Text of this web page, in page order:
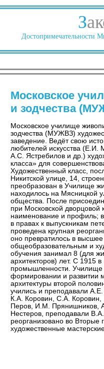
З
Достопримечательности
Московское
и зодчества
Московское училище
зодчества (МУЖВЗ)
заведение. Ведёт свою
любителей искусства (Е.И.
А.С. Ястребилов и др.)
класса» для
Художественный класс,
Никитской улице, 14,
преобразован в Училище
находилось на Мясницкой
общества. После
при Московской дворцовой
наименование и профиль;
в правах к выпускникам
проведена крупная
оно превратилось в
общеобразовательным и
обучения занимал 8 (для
архитекторов) лет. С 1915
промышленности.
формировании и развитии
архитектуры второй
учились и преподавали
К.А. Коровин, С.А.
Перов, И.М. Прянишников,
Нестеров, преподавали
реорганизовано во Вторые
художественные